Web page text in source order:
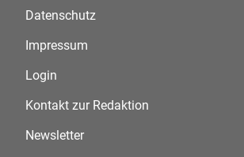
Datenschutz
Impressum
Login
Kontakt zur Redaktion
Newsletter